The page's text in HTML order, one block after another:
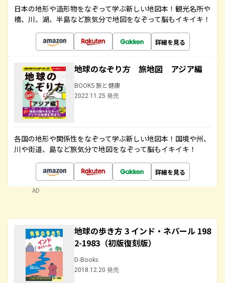
日本の地形や造形物をなぞって学ぶ新しい地図本！観光名所や
橋、川、湖、半島など旅気分で地図をなぞって脳もイキイキ！
詳細を見る
地球のなぞり方 旅地図 アジア編
BOOKS 旅と健康
2022.11.25 発売
各国の地形や関係性をなぞって学ぶ新しい地図本！国境や州、
川や街道、島など旅気分で地図をなぞって脳もイキイキ！
詳細を見る
AD
地球の歩き方 3 インド・ネパール 198
2-1983（初版復刻版）
D-Books
2018.12.20 発売